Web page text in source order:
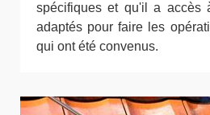
spécifiques et qu'il a accès
adaptés pour faire les
qui ont été convenus.